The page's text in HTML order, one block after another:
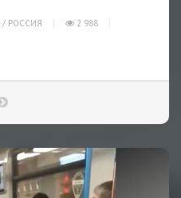
/ РОССИЯ
2 988